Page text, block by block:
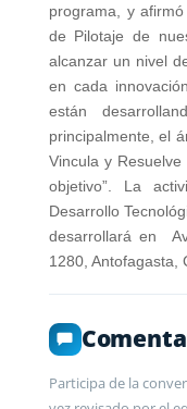
programa, y
de Pilotaje de
alcanzar un nivel
en cada
están
principalmente, el
Vincula y
objetivo”. La
Desarrollo
desarrollará en
1280, Antofagasta,
Participa de la